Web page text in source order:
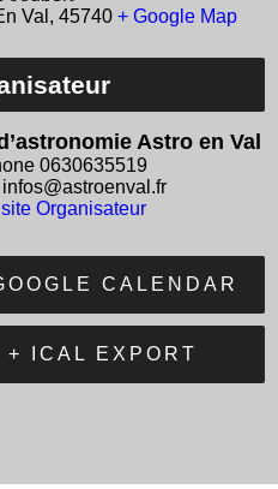
Val , 45740 + Google Map
Astro en Val
0630635519
infos@astroenval.fr
Organisateur
CALENDAR
+ ICAL EXPORT